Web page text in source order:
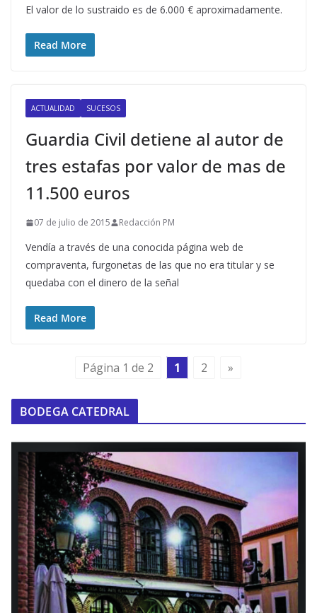
El valor de lo sustraido es de 6.000 € aproximadamente.
Read More
ACTUALIDAD SUCESOS
Guardia Civil detiene al autor de
tres estafas por valor de mas de
11.500 euros
07 de julio de 2015 Redacción PM
Vendía a través de una conocida página web de
compraventa, furgonetas de las que no era titular y se
quedaba con el dinero de la señal
Read More
Página 1 de 2 1 2 »
BODEGA CATEDRAL